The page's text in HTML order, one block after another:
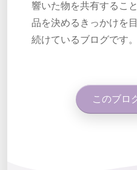
響いた物を共有するこ
品を決めるきっかけを
続けているブログです。
このブロ